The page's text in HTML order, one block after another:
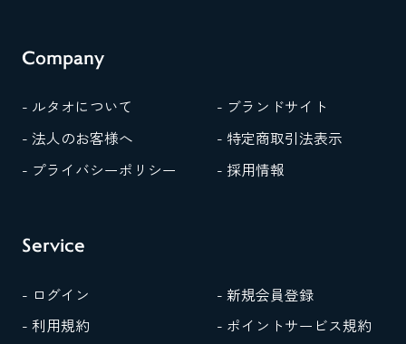
Company
- ルタオについて
- ブランドサイト
- 法人のお客様へ
- 特定商取引法表示
- プライバシーポリシー
- 採用情報
Service
- ログイン
- 新規会員登録
- 利用規約
- ポイントサービス規約